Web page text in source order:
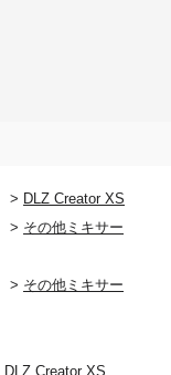
> DLZ Creator XS
> その他ミキサー
> その他ミキサー
DLZ Creator XS